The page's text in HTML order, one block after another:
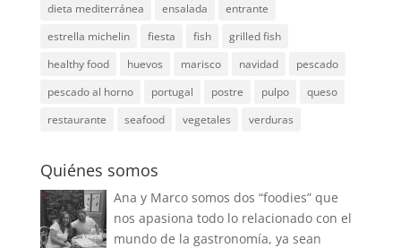
dieta mediterránea
ensalada
entrante
estrella michelin
fiesta fish
grilled fish
healthy food
huevos marisco navidad
pescado
pescado al horno
portugal postre pulpo
queso
restaurante
seafood vegetales verduras
Quiénes somos
Ana y Marco somos dos “foodies” que
nos apasiona todo lo relacionado con el
mundo de la gastronomía, ya sean